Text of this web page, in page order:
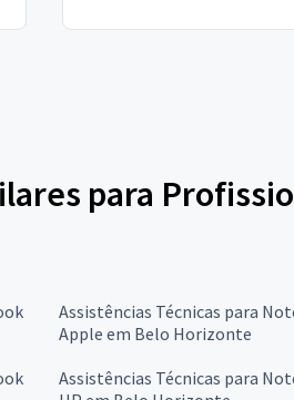
para
Assistências Técnicas para
Apple em Belo Horizonte
Assistências Técnicas para